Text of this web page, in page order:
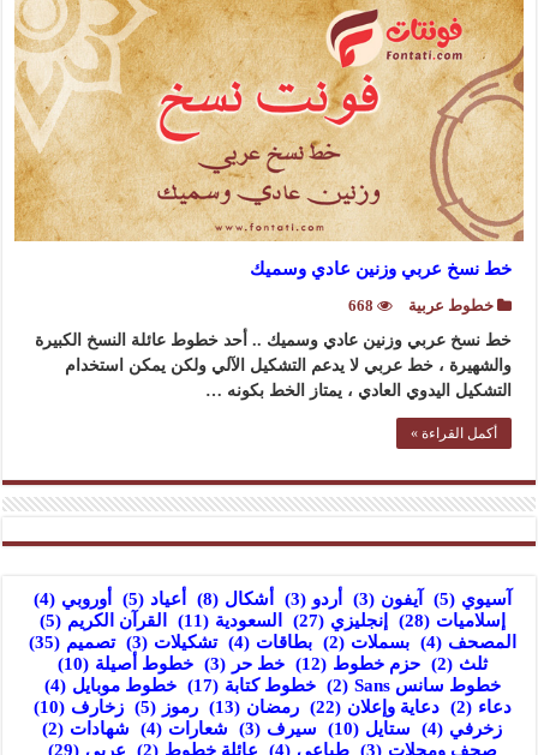
خط نسخ عربي وزنين عادي وسميك
خطوط عربية
668
خط نسخ عربي وزنين عادي وسميك .. أحد خطوط عائلة النسخ الكبيرة
والشهيرة ، خط عربي لا يدعم التشكيل الآلي ولكن يمكن استخدام
التشكيل اليدوي العادي ، يمتاز الخط بكونه …
أكمل القراءة »
آسيوي (5) آيفون (3) أردو (3) أشكال (8) أعياد (5) أوروبي (4)
إسلاميات (28) إنجليزي (27) السعودية (11) القرآن الكريم (5)
المصحف (4) بسملات (2) بطاقات (4) تشكيلات (3) تصميم (35)
ثلث (2) حزم خطوط (12) خط حر (3) خطوط أصيلة (10)
خطوط سانس Sans
(2) خطوط كتابة (17) خطوط موبايل (4)
دعاء (2) دعاية وإعلان (22) رمضان (13) رموز (5) زخارف (10)
زخرفي (4) ستايل (10) سيرف (3) شعارات (4) شهادات (2)
صحف ومجلات (3) طباعي (4) عائلة خطوط (2) عربي (29)